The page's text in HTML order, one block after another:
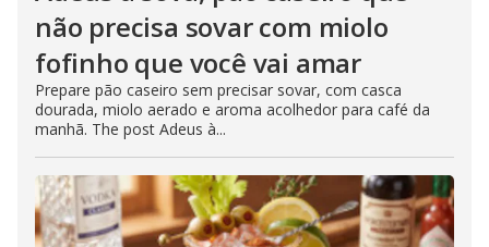
não precisa sovar com miolo
fofinho que você vai amar
Prepare pão caseiro sem precisar sovar, com casca
dourada, miolo aerado e aroma acolhedor para café da
manhã. The post Adeus à...